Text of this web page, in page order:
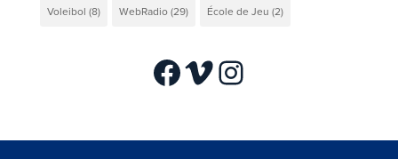
Voleibol (8) WebRadio(29) École de Jeu (2)
Facebook
VimeoInstagram